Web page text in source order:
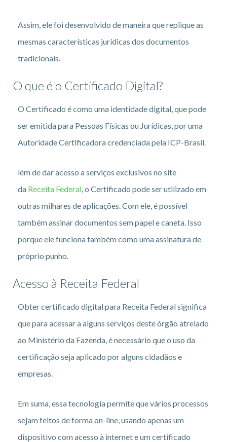
Assim, ele foi desenvolvido de maneira que replique as
mesmas características jurídicas dos documentos
tradicionais.
O que é o Certificado Digital?
O Certificado é como uma identidade digital, que pode
ser emitida para Pessoas Físicas ou Jurídicas, por uma
Autoridade Certificadora credenciada pela ICP-Brasil.
lém de dar acesso a serviços exclusivos no site
da Receita Federal , o Certificado pode ser utilizado em
outras milhares de aplicações. Com ele, é possível
também assinar documentos sem papel e caneta. Isso
porque ele funciona também como uma assinatura de
próprio punho.
Acesso à Receita Federal
Obter certificado digital para Receita Federal significa
que para acessar a alguns serviços deste órgão atrelado
ao Ministério da Fazenda, é necessário que o uso da
certificação seja aplicado por alguns cidadãos e
empresas.
Em suma, essa tecnologia permite que vários processos
sejam feitos de forma on-line, usando apenas um
dispositivo com acesso à internet e um certificado